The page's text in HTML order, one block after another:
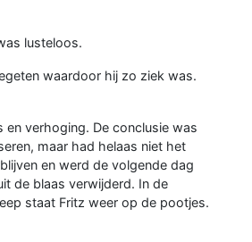
lusteloos.
waardoor hij zo ziek was.
verhoging. De conclusie was
maar had helaas niet het
en werd de volgende dag
de blaas verwijderd. In de
staat Fritz weer op de pootjes.